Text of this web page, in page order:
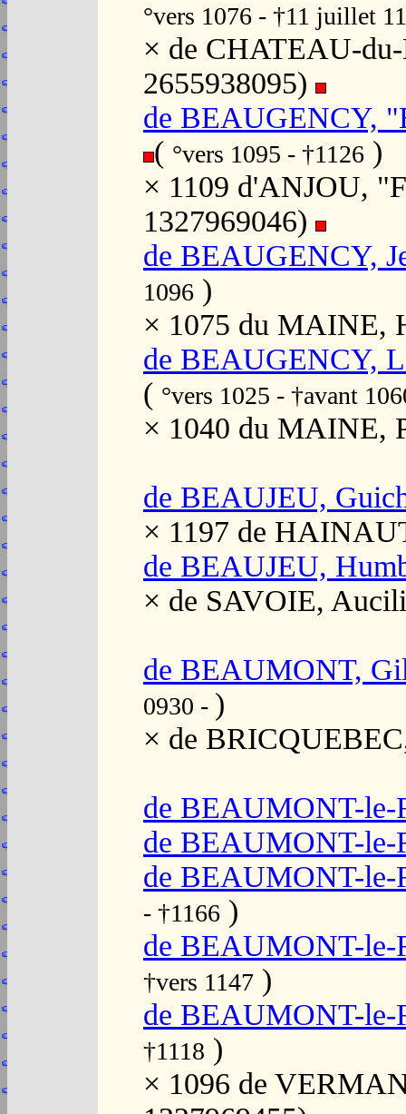
°vers 1076 - †11 juillet
× de CHATEAU-
2655938095)
de BEAUGENCY,
( °vers 1095 - †1126 )
× 1109 d'ANJOU,
1327969046)
de BEAUGENCY,
1096 )
× 1075 du MAINE,
de BEAUGENCY,
( °vers 1025 - †avant
× 1040 du MAINE,
de BEAUJEU,
× 1197 de
de BEAUJEU,
× de SAVOIE,
de BEAUMONT,
0930 - )
× de
de BEAUMONT-le-
de BEAUMONT-le-
de BEAUMONT-le-
- †1166 )
de BEAUMONT-le-
†vers 1147 )
de BEAUMONT-le-
†1118 )
× 1096 de